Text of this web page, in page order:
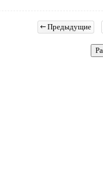
Предыдущие